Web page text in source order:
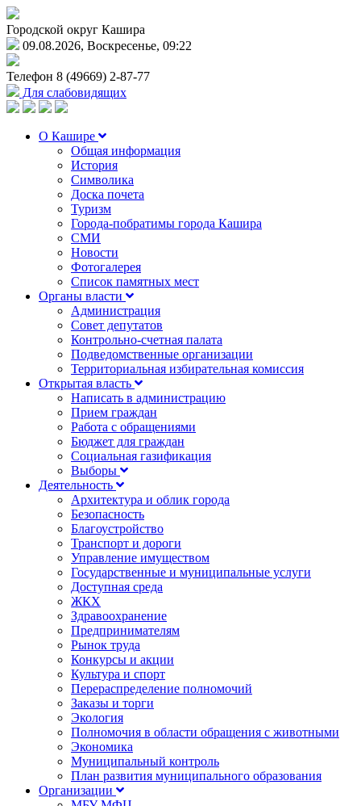
Городской округ Кашира
09.08.2026, Воскресенье, 09:22
Телефон 8 (49669) 2-87-77
Для слабовидящих
О Кашире
Общая информация
История
Символика
Доска почета
Туризм
Города-побратимы города Кашира
СМИ
Новости
Фотогалерея
Список памятных мест
Органы власти
Администрация
Совет депутатов
Контрольно-счетная палата
Подведомственные организации
Территориальная избирательная комиссия
Открытая власть
Написать в администрацию
Прием граждан
Работа с обращениями
Бюджет для граждан
Социальная газификация
Выборы
Деятельность
Архитектура и облик города
Безопасность
Благоустройство
Транспорт и дороги
Управление имуществом
Государственные и муниципальные услуги
Доступная среда
ЖКХ
Здравоохранение
Предпринимателям
Рынок труда
Конкурсы и акции
Культура и спорт
Перераспределение полномочий
Заказы и торги
Экология
Полномочия в области обращения с животными
Экономика
Муниципальный контроль
План развития муниципального образования
Организации